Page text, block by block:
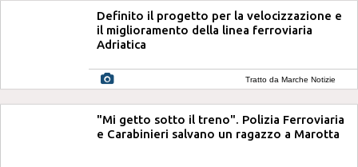
Definito il progetto per la velocizzazione e
il miglioramento della linea ferroviaria
Adriatica
Tratto da Marche Notizie
"Mi getto sotto il treno". Polizia Ferroviaria
e Carabinieri salvano un ragazzo a Marotta